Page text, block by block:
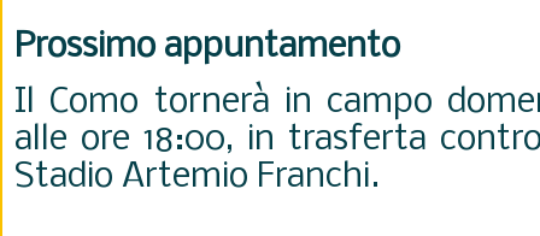
Prossimo appuntamento
Il Como tornerà in campo
alle ore 18:00, in trasferta
Stadio Artemio Franchi.